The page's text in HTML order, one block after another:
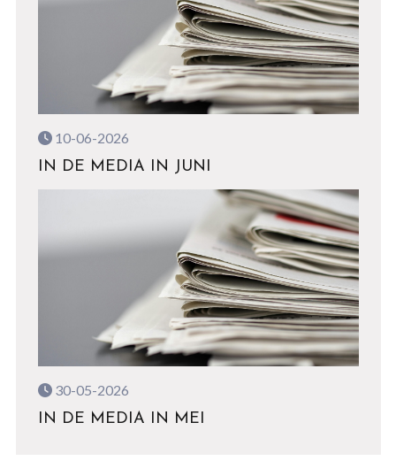
10-06-2026
IN DE MEDIA IN JUNI
30-05-2026
IN DE MEDIA IN MEI